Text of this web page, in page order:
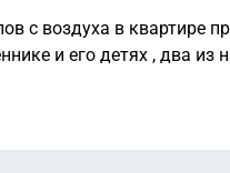
с воздуха в квартире
и его детях , два
их с учёта, и как